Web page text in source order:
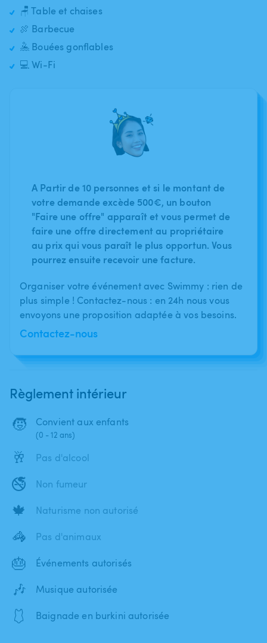
🪑 Table et chaises
🍖 Barbecue
🤽 Bouées gonflables
💻 Wi-Fi
A Partir de 10 personnes et si le montant de
votre demande excède 500€, un bouton
"Faire une offre" apparaît et vous permet de
faire une offre directement au propriétaire
au prix qui vous paraît le plus opportun. Vous
pourrez ensuite recevoir une facture.
Organiser votre événement avec Swimmy : rien de
plus simple ! Contactez-nous : en 24h nous vous
envoyons une proposition adaptée à vos besoins.
Contactez-nous
Règlement intérieur
🧒 Convient aux enfants
(0 - 12 ans)
🥂 Pas d'alcool
🚭 Non fumeur
🍁 Naturisme non autorisé
🦓 Pas d'animaux
🎂 Événements autorisés
🎶 Musique autorisée
🩱 Baignade en burkini autorisée